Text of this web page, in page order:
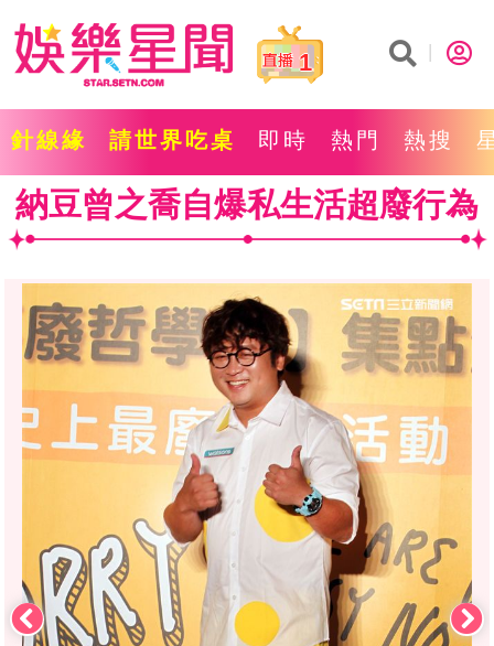
1
針線緣 請世界吃桌 即時 熱門 熱搜
納豆曾之喬自爆私生活超廢行為